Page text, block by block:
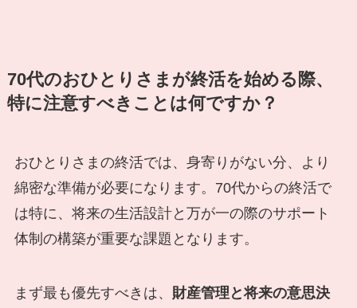
70代のおひとりさまが終活を始める際、
特に注意すべきことは何ですか？
おひとりさまの終活では、身寄りがない分、より
綿密な準備が必要になります。70代からの終活で
は特に、将来の生活設計と万が一の際のサポート
体制の構築が重要な課題となります。
まず最も優先すべきは、 財産管理と将来の意思決